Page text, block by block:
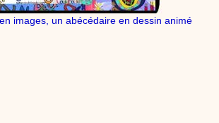
images, un abécédaire en dessin animé